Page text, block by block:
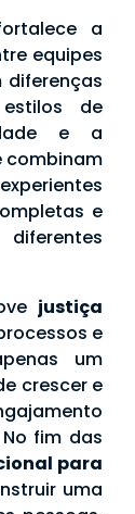
a
equipes
diferenças
de
e a
combinam
e
justiça
e
um
crescer e
fim das
para
uma